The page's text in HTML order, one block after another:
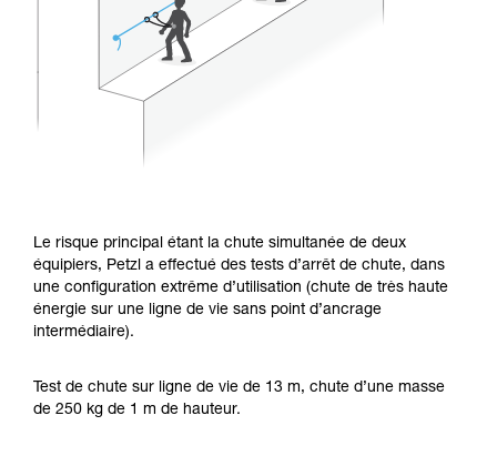
Le risque principal étant la chute simultanée de deux
équipiers, Petzl a effectué des tests d’arrêt de chute, dans
une configuration extrême d’utilisation (chute de très haute
énergie sur une ligne de vie sans point d’ancrage
intermédiaire).
Test de chute sur ligne de vie de 13 m, chute d’une masse
de 250 kg de 1 m de hauteur.